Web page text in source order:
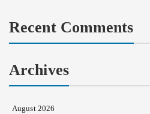
Recent Comments
Archives
August 2026